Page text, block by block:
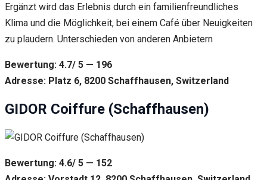
Ergänzt wird das Erlebnis durch ein familienfreundliches
Klima und die Möglichkeit, bei einem Café über Neuigkeiten
zu plaudern. Unterschieden von anderen Anbietern
Bewertung: 4.7/ 5 — 196
Adresse: Platz 6, 8200 Schaffhausen, Switzerland
GIDOR Coiffure (Schaffhausen)
Bewertung: 4.6/ 5 — 152